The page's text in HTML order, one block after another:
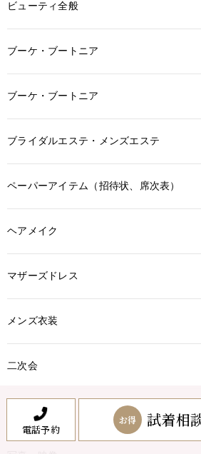
電話予約
お得 試着相
ビューティ全般
ブーケ・ブートニア
ブーケ・ブートニア
ブライダルエステ・メンズエステ
ペーパーアイテム（招待状、席次表）
ヘアメイク
マザーズドレス
メンズ衣装
二次会
人間関係